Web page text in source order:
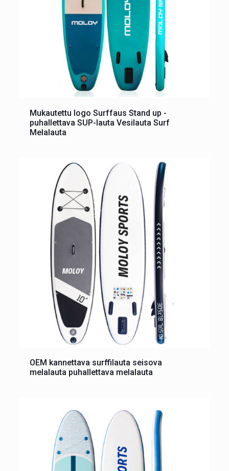
Mukautettu logo Surffaus Stand up -
puhallettava SUP-lauta Vesilauta Surf
Melalauta
OEM kannettava surffilauta seisova
melalauta puhallettava melalauta